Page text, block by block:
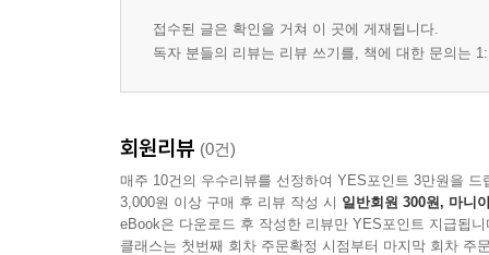
11과 보고서의 자료 찾기와 정리
13과 보고서의 초고 작성
15과 보고서의 결론
부록
참고 문헌
접수된 글은 확인을 거쳐 이 곳에 게재됩니다.
독자 분들의 리뷰는 리뷰 쓰기를, 책에 대한 문의는
회원리뷰 (0건)
매주 10건의 우수리뷰를 선정하여 YES포인트 3만원을 드
3,000원 이상 구매 후 리뷰 작성 시 일반회원 300원, 마니
eBook은 다운로드 후 작성한 리뷰만 YES포인트 지급됩니
클래스는 첫번째 회차 주문확정 시점부터 마지막 회차 주